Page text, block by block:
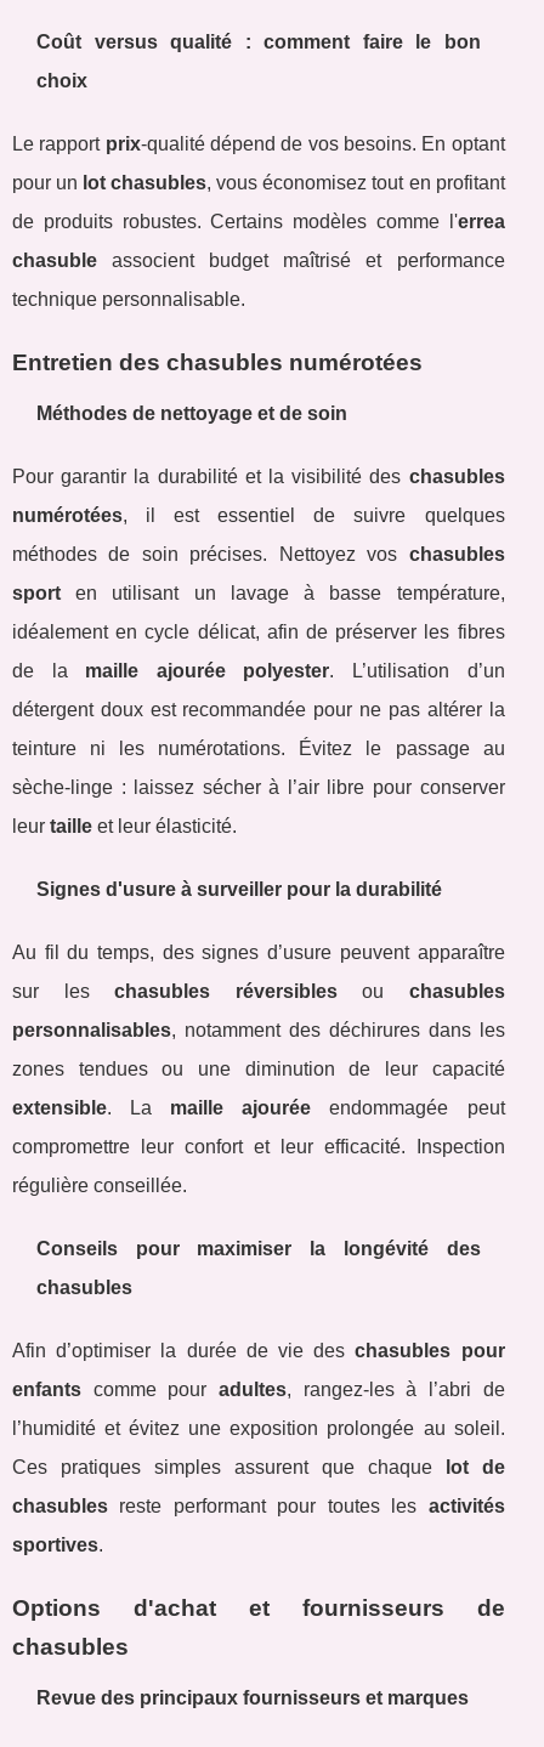
Coût versus qualité : comment faire le bon
choix
Le rapport prix-qualité dépend de vos besoins. En optant
pour un lot chasubles, vous économisez tout en profitant
de produits robustes. Certains modèles comme l'errea
chasuble associent budget maîtrisé et performance
technique personnalisable.
Entretien des chasubles numérotées
Méthodes de nettoyage et de soin
Pour garantir la durabilité et la visibilité des chasubles
numérotées, il est essentiel de suivre quelques
méthodes de soin précises. Nettoyez vos chasubles
sport en utilisant un lavage à basse température,
idéalement en cycle délicat, afin de préserver les fibres
de la maille ajourée polyester. L’utilisation d’un
détergent doux est recommandée pour ne pas altérer la
teinture ni les numérotations. Évitez le passage au
sèche-linge : laissez sécher à l’air libre pour conserver
leur taille et leur élasticité.
Signes d'usure à surveiller pour la durabilité
Au fil du temps, des signes d’usure peuvent apparaître
sur leschasubles réversiblesou chasubles
personnalisables, notamment des déchirures dans les
zones tendues ou une diminution de leur capacité
extensible. La maille ajourée endommagée peut
compromettre leur confort et leur efficacité. Inspection
régulière conseillée.
Conseils pour maximiser la longévité des
chasubles
Afin d’optimiser la durée de vie deschasubles pour
enfants comme pour adultes, rangez-les à l’abri de
l’humidité et évitez une exposition prolongée au soleil.
Ces pratiques simples assurent que chaque
lot de
chasubles reste performant pour toutes les activités
sportives.
Options d'achat et fournisseurs de
chasubles
Revue des principaux fournisseurs et marques